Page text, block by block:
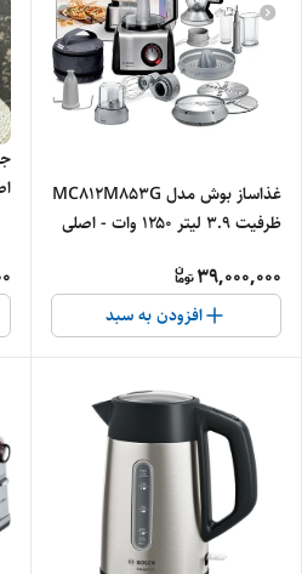
غذاساز بوش مدل MC812M853G
ظرفیت ۳.۹ لیتر ۱۲۵۰ وات - اصلی
39,000,000
افزودن به سبد